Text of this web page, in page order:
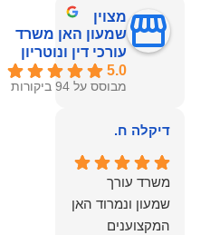
מצוין
שמעון האן משרד
עורכי דין ונוטריון
5.0
מבוסס על 94 ביקורות
דיקלה ח.
משרד עורך
שמעון ונמרוד האן
המקצוענים